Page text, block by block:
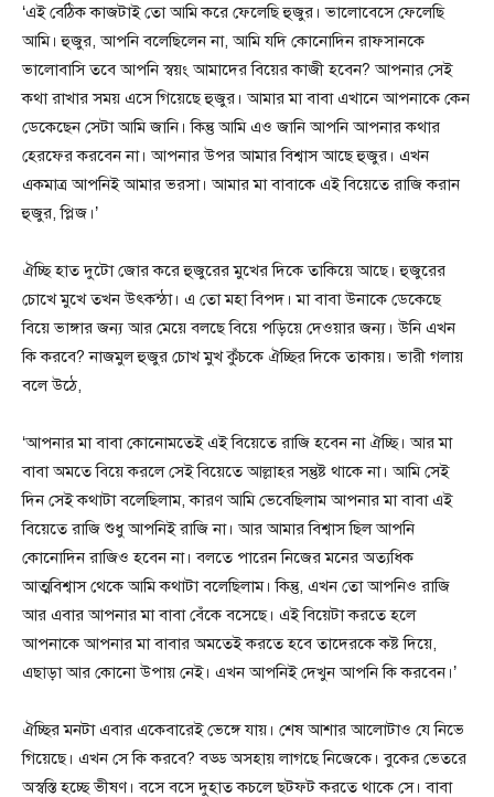
‘এই বেঠিক কাজটাই তো আমি করে ফেলেছি হুজুর। ভালোবেসে ফেলেছি
আমি। হুজুর, আপনি বলেছিলেন না, আমি যদি কোনোদিন রাফসানকে
ভালোবাসি তবে আপনি স্বয়ং আমাদের বিয়ের কাজী হবেন? আপনার সেই
কথা রাখার সময় এসে গিয়েছে হুজুর। আমার মা বাবা এখানে আপনাকে কেন
ডেকেছেন সেটা আমি জানি। কিন্তু আমি এও জানি আপনি আপনার কথার
হেরফের করবেন না। আপনার উপর আমার বিশ্বাস আছে হুজুর। এখন
একমাত্র আপনিই আমার ভরসা। আমার মা বাবাকে এই বিয়েতে রাজি করান
হুজুর, প্লিজ।’
ঐচ্ছি হাত দুটো জোর করে হুজুরের মুখের দিকে তাকিয়ে আছে। হুজুরের
চোখে মুখে তখন উৎকন্ঠা। এ তো মহা বিপদ। মা বাবা উনাকে ডেকেছে
বিয়ে ভাঙ্গার জন্য আর মেয়ে বলছে বিয়ে পড়িয়ে দেওয়ার জন্য। উনি এখন
কি করবে? নাজমুল হুজুর চোখ মুখ কুঁচকে ঐচ্ছির দিকে তাকায়। ভারী গলায়
বলে উঠে,
‘আপনার মা বাবা কোনোমতেই এই বিয়েতে রাজি হবেন না ঐচ্ছি। আর মা
বাবা অমতে বিয়ে করলে সেই বিয়েতে আল্লাহর সন্তুষ্ট থাকে না। আমি সেই
দিন সেই কথাটা বলেছিলাম, কারণ আমি ভেবেছিলাম আপনার মা বাবা এই
বিয়েতে রাজি শুধু আপনিই রাজি না। আর আমার বিশ্বাস ছিল আপনি
কোনোদিন রাজিও হবেন না। বলতে পারেন নিজের মনের অত্যধিক
আত্মবিশ্বাস থেকে আমি কথাটা বলেছিলাম। কিন্তু, এখন তো আপনিও রাজি
আর এবার আপনার মা বাবা বেঁকে বসেছে। এই বিয়েটা করতে হলে
আপনাকে আপনার মা বাবার অমতেই করতে হবে তাদেরকে কষ্ট দিয়ে,
এছাড়া আর কোনো উপায় নেই। এখন আপনিই দেখুন আপনি কি করবেন।’
ঐচ্ছির মনটা এবার একেবারেই ভেঙ্গে যায়। শেষ আশার আলোটাও যে নিভে
গিয়েছে। এখন সে কি করবে? বড্ড অসহায় লাগছে নিজেকে। বুকের ভেতরে
অস্বস্তি হচ্ছে ভীষণ। বসে বসে দুহাত কচলে ছটফট করতে থাকে সে। বাবা